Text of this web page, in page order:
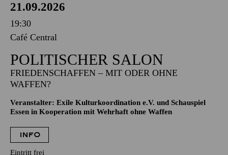
21.09.2026
19:30
Café Central
POLITISCHER SALON
FRIEDENSCHAFFEN – MIT ODER OHNE
WAFFEN?
Veranstalter: Exile Kulturkoordination e.V. und Schauspiel
Essen in Kooperation mit Wehrhaft ohne Waffen
INFO
Eintritt frei